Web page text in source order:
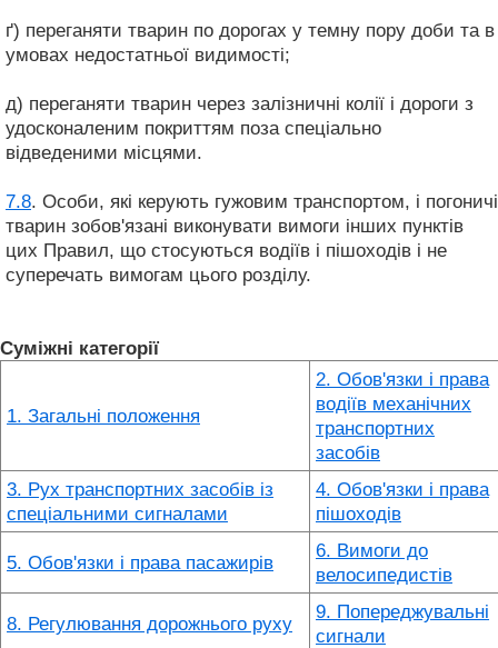
ґ) переганяти тварин по дорогах у темну пору доби та в
умовах недостатньої видимості;
д) переганяти тварин через залізничні колії і дороги з
удосконаленим покриттям поза спеціально
відведеними місцями.
7.8. Особи, які керують гужовим транспортом, і погоничі
тварин зобов'язані виконувати вимоги інших пунктів
цих Правил, що стосуються водіїв і пішоходів і не
суперечать вимогам цього розділу.
Суміжні категорії
1. Загальні положення
2. Обов'язки і права
водіїв механічних
транспортних
засобів
3. Рух транспортних засобів із
спеціальними сигналами
4. Обов'язки і права
пішоходів
5. Обов'язки і права пасажирів
6. Вимоги до
велосипедистів
8. Регулювання дорожнього руху
9. Попереджувальні
сигнали